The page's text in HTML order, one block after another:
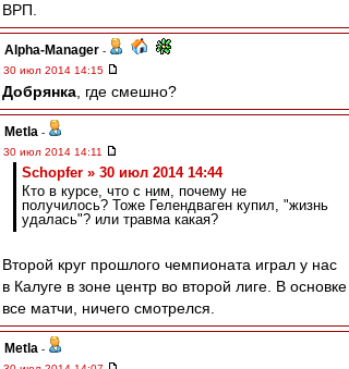
ВРП.
Alpha-Manager -
30 июл 2014 14:15
Добрянка , где смешно?
Metla -
30 июл 2014 14:11
Schopfer » 30 июл 2014 14:44
Кто в курсе, что с ним, почему не
получилось? Тоже Гелендваген купил, "жизнь
удалась"? или травма какая?
Второй круг прошлого чемпионата играл у нас
в Калуге в зоне центр во второй лиге. В основке
все матчи, ничего смотрелся.
Metla -